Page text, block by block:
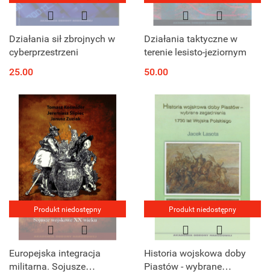
Działania sił zbrojnych w
cyberprzestrzeni
25.00
Działania taktyczne w
terenie lesisto-jeziornym
50.00
Produkt niedostępny
Europejska integracja
militarna. Sojusze
Produkt niedostępny
Historia wojskowa doby
Piastów - wybrane